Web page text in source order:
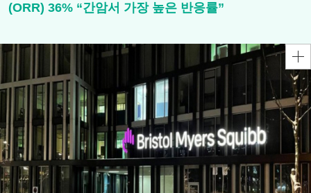
(ORR) 36% “간암서 가장 높은 반응률”